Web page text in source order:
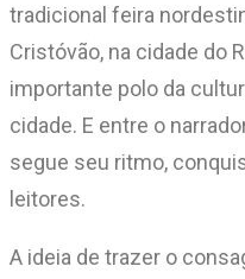
tradicional feira
Cristóvão, na cidade do
importante polo da
cidade. E entre o
segue seu ritmo,
leitores.
A ideia de trazer o